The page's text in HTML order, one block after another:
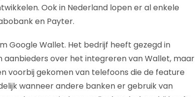
Ook in Nederland lopen er al enkele
en Payter.
Google Wallet. Het bedrijf heeft gezegd in
over het integreren van Wallet, maar
voorbij gekomen van telefoons die de feature
wanneer andere banken er gebruik van